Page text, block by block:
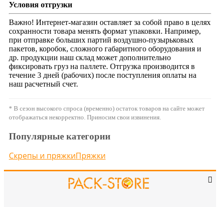
Условия отгрузки
Важно! Интернет-магазин оставляет за собой право в целях
сохранности товара менять формат упаковки. Например,
при отправке больших партий воздушно-пузырьковых
пакетов, коробок, сложного габаритного оборудования и
др. продукции наш склад может дополнительно
фиксировать груз на паллете. Отгрузка производится в
течение 3 дней (рабочих) после поступления оплаты на
наш расчетный счет.
* В сезон высокого спроса (временно) остаток товаров на сайте может
отображаться некорректно. Приносим свои извинения.
Популярные категории
Скрепы и пряжкиПряжки